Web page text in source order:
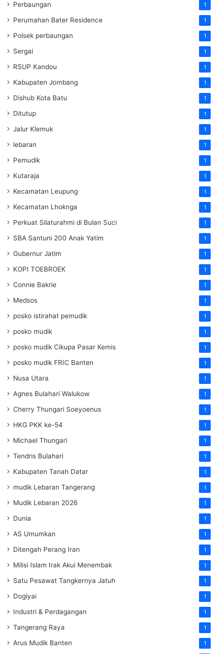
Perbaungan 1
Perumahan Bater Residence 1
Polsek perbaungan 1
Sergai 1
RSUP Kandou 1
Kabupaten Jombang 1
Dishub Kota Batu 1
Ditutup 1
Jalur Klemuk 1
lebaran 1
Pemudik 1
Kutaraja 1
Kecamatan Leupung 1
Kecamatan Lhoknga 1
Perkuat Silaturahmi di Bulan Suci 1
SBA Santuni 200 Anak Yatim 1
Gubernur Jatim 1
KOPI TOEBROEK 1
Connie Bakrie 1
Medsos 1
posko istirahat pemudik 1
posko mudik 1
posko mudik Cikupa Pasar Kemis 1
posko mudik FRIC Banten 1
Nusa Utara 1
Agnes Bulahari Walukow 1
Cherry Thungari Soeyoenus 1
HKG PKK ke-54 1
Michael Thungari 1
Tendris Bulahari 1
Kabupaten Tanah Datar 1
mudik Lebaran Tangerang 1
Mudik Lebaran 2026 1
Dunia 1
AS Umumkan 1
Ditengah Perang Iran 1
Milisi Islam Irak Akui Menembak 1
Satu Pesawat Tangkernya Jatuh 1
Dogiyai 1
Industri & Perdagangan 1
Tangerang Raya 1
Arus Mudik Banten 1